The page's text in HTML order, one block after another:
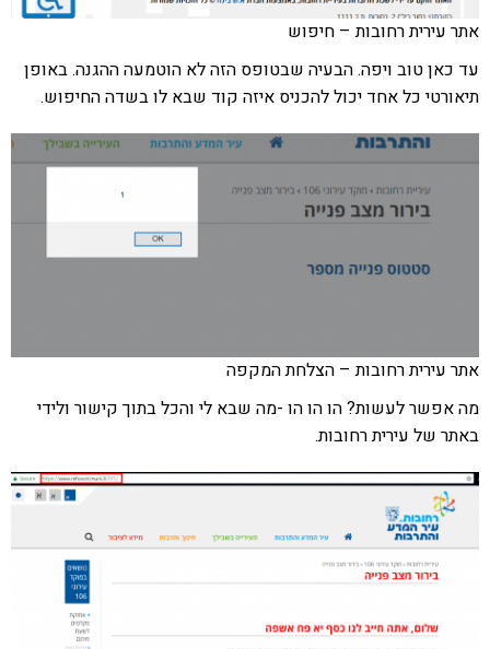
אתר עירית רחובות – חיפוש
עד כאן טוב ויפה. הבעיה שבטופס הזה לא הוטמעה ההגנה. באופן
תיאורטי כל אחד יכול להכניס איזה קוד שבא לו בשדה החיפוש.
אתר עירית רחובות – הצלחת המקפה
מה אפשר לעשות? הו הו הו -מה שבא לי והכל בתוך קישור ולידי
באתר של עירית רחובות.